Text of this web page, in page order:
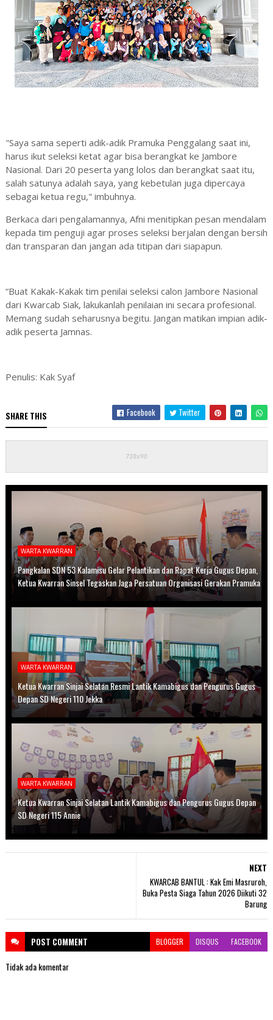
"Saya sama seperti adik-adik Pramuka Penggalang saat ini,
harus ikut seleksi ketat agar bisa berangkat ke Jambore
Nasional. Dari 20 peserta yang lolos dan berangkat saat itu,
salah satunya adalah saya, yang kebetulan juga dipercaya
sebagai ketua regu," imbuhnya.
Berkaca dari pengalamannya, Afni menitipkan pesan mendalam
kepada tim penguji agar proses seleksi berjalan dengan bersih
dan transparan dan jangan ada titipan dari siapapun.
“Buat Kakak-Kakak tim penilai seleksi calon Jambore Nasional
dari Kwarcab Siak, lakukanlah penilaian ini secara profesional.
Memang sudah seharusnya begitu. Jangan matikan impian adik-
adik peserta Jamnas.
Penulis: Kak Syaf
SHARE THIS Facebook Twitter
WARTA KWARRAN
Pangkalan SDN 53 Kalamisu Gelar Pelantikan dan Rapat Kerja Gugus Depan,
Ketua Kwarran Sinsel Tegaskan Jaga Persatuan Organisasi Gerakan Pramuka
WARTA KWARRAN
Ketua Kwarran Sinjai Selatan Resmi Lantik Kamabigus dan Pengurus Gugus
Depan SD Negeri 110 Jekka
WARTA KWARRAN
Ketua Kwarran Sinjai Selatan Lantik Kamabigus dan Pengurus Gugus Depan
SD Negeri 115 Annie
NEXT
KWARCAB BANTUL : Kak Emi Masruroh,
Buka Pesta Siaga Tahun 2026 Diikuti 32
Barung
POST COMMENT BLOGGER DISQUS FACEBOOK
Tidak ada komentar